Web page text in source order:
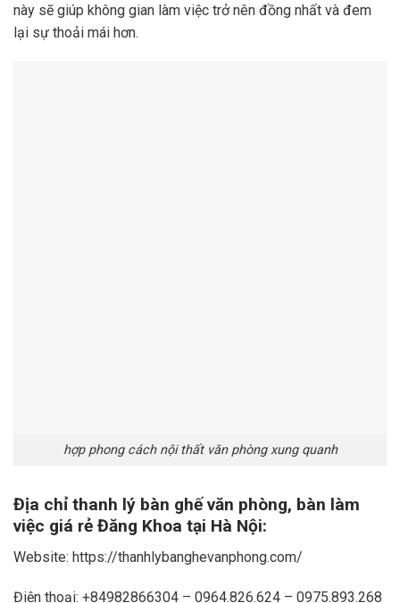
này sẽ giúp không gian làm việc trở nên đồng nhất và đem
lại sự thoải mái hơn.
hợp phong cách nội thất văn phòng xung quanh
Địa chỉ thanh lý bàn ghế văn phòng, bàn làm
việc giá rẻ Đăng Khoa tại Hà Nội:
Website: https://thanhlybanghevanphong.com/
Điện thoại: +84982866304 – 0964.826.624 – 0975.893.268